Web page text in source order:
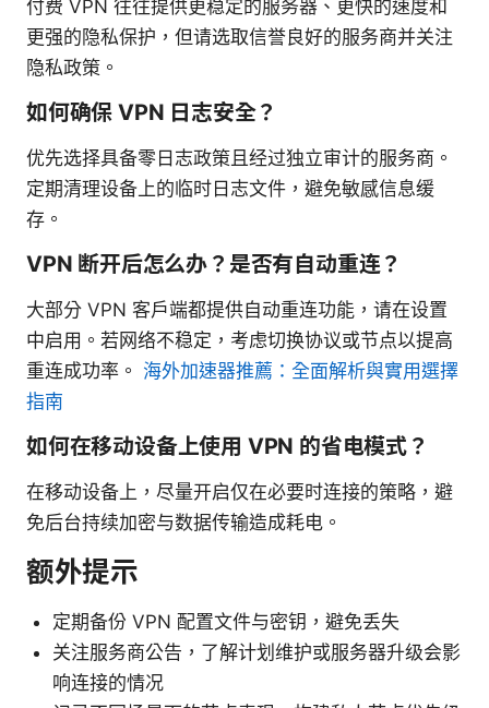
付费 VPN 往往提供更稳定的服务器、更快的速度和
更强的隐私保护，但请选取信誉良好的服务商并关注
隐私政策。
如何确保 VPN 日志安全？
优先选择具备零日志政策且经过独立审计的服务商。
定期清理设备上的临时日志文件，避免敏感信息缓
存。
VPN 断开后怎么办？是否有自动重连？
大部分 VPN 客户端都提供自动重连功能，请在设置
中启用。若网络不稳定，考虑切换协议或节点以提高
重连成功率。 海外加速器推薦：全面解析與實用選擇
指南
如何在移动设备上使用 VPN 的省电模式？
在移动设备上，尽量开启仅在必要时连接的策略，避
免后台持续加密与数据传输造成耗电。
额外提示
定期备份 VPN 配置文件与密钥，避免丢失
关注服务商公告，了解计划维护或服务器升级会影
响连接的情况